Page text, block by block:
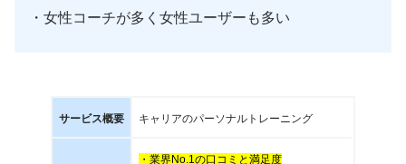
・女性コーチが多く女性ユーザーも多い
サービス概要 キャリアのパーソナルトレーニング
・業界No.1の口コミと満足度